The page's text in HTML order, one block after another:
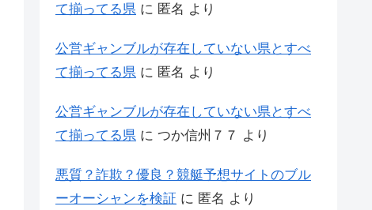
て揃ってる県 に 匿名 より
公営ギャンブルが存在していない県とすべ
て揃ってる県 に 匿名 より
公営ギャンブルが存在していない県とすべ
て揃ってる県 に つか信州７７ より
悪質？詐欺？優良？競艇予想サイトのブル
ーオーシャンを検証 に 匿名 より